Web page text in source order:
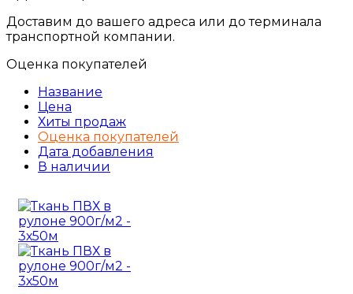
Доставим до вашего адреса или до терминала
транспортной компании.
Оценка покупателей
Название
Цена
Хиты продаж
Оценка покупателей
Дата добавления
В наличии